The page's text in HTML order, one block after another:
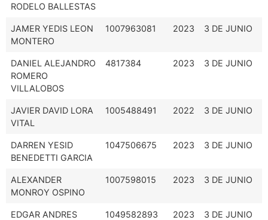
RODELO BALLESTAS
JAMER YEDIS LEON
MONTERO
1007963081 2023 3 DE JUNIO
DANIEL ALEJANDRO
ROMERO
VILLALOBOS
4817384 2023 3 DE JUNIO
JAVIER DAVID LORA
VITAL
1005488491 2022 3 DE JUNIO
DARREN YESID
BENEDETTI GARCIA
1047506675 2023 3 DE JUNIO
ALEXANDER
MONROY OSPINO
1007598015 2023 3 DE JUNIO
EDGAR ANDRES
1049582893 2023 3 DE JUNIO